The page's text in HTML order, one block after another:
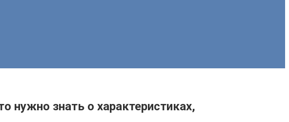
нужно знать о характеристиках,